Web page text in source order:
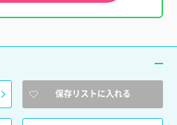
保存リストに入れる